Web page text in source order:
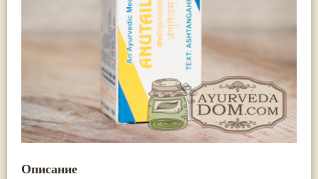
Описание
(3)
Видарьяди(3)
Гуггул(3)
Дханвантарам 101(3)
Дханвантарам тайлам
(3)
Кримикутхар рас
(17)
(17)
Патола
Холарена - Кутаджа(17)
Шионака(17)
Аджван/Ажгон(16)
Укроп пахучий